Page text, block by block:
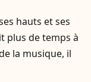
hauts et ses
plus de temps à
la musique, il